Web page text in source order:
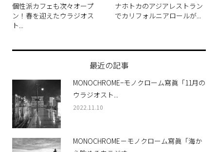
個性派カフェも次々オープ
ン！春を迎えたウラジオス
ト...
ナホトカのアジアレストラン
でカリフォルニアロールが...
最近の記事
MONOCHROME−モノクローム寫眞「11月の
ウラジオスト...
2022.11.10
MONOCHROME－モノクローム寫眞「海か